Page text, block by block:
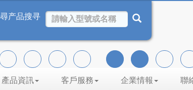
产品搜寻
產品資訊 客戶服務 企業情報 聯